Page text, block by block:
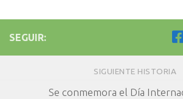
SEGUIR:
SIGUIENTE HISTORIA
Se conmemora el Día